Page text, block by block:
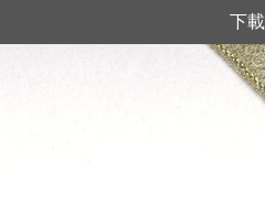
下載